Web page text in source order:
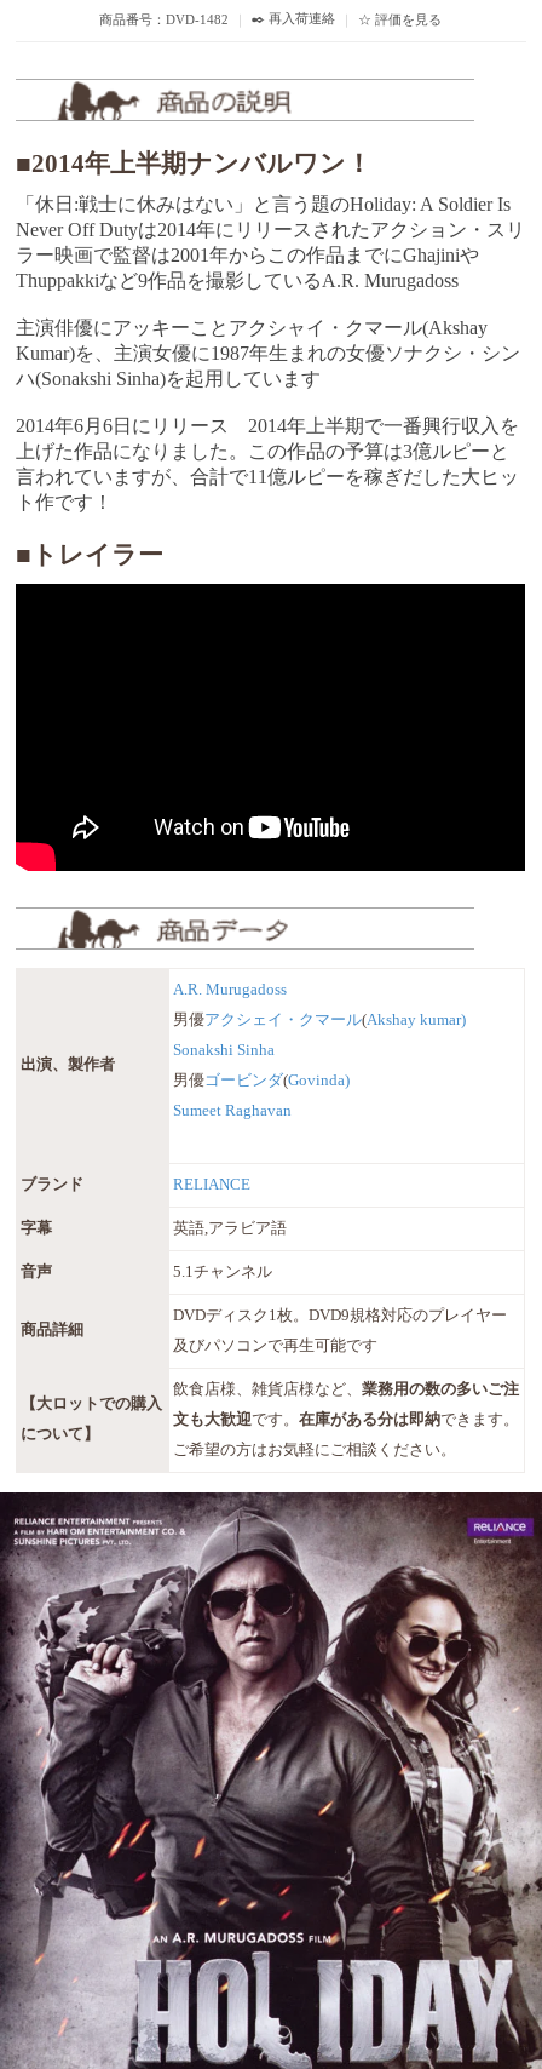
商品番号：DVD-1482 ｜ ✒️ 再入荷連絡 ｜ ☆ 評価を見る
■2014年上半期ナンバルワン！
「休日:戦士に休みはない」と言う題のHoliday: A Soldier Is
Never Off Dutyは2014年にリリースされたアクション・スリ
ラー映画で監督は2001年からこの作品までにGhajiniや
Thuppakkiなど9作品を撮影しているA.R. Murugadoss
主演俳優にアッキーことアクシャイ・クマール(Akshay
Kumar)を、主演女優に1987年生まれの女優ソナクシ・シン
ハ(Sonakshi Sinha)を起用しています
2014年6月6日にリリース 2014年上半期で一番興行収入を
上げた作品になりました。この作品の予算は3億ルピーと
言われていますが、合計で11億ルピーを稼ぎだした大ヒッ
ト作です！
■トレイラー
出演、製作者
A.R. Murugadoss
男優アクシェイ・クマール(Akshay kumar)
Sonakshi Sinha
男優ゴービンダ(Govinda)
Sumeet Raghavan
ブランド RELIANCE
字幕 英語,アラビア語
音声 5.1チャンネル
商品詳細
DVDディスク1枚。DVD9規格対応のプレイヤー
及びパソコンで再生可能です
【大ロットでの購入
について】
飲食店様、雑貨店様など、業務用の数の多いご注
文も大歓迎です。在庫がある分は即納できます。
ご希望の方はお気軽にご相談ください。